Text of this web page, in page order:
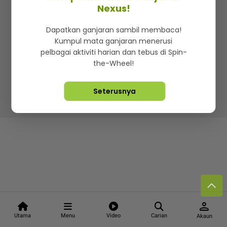
Utama Menu Video Carian
person
Akaun
Iklan di SMG360
Terma & Syarat Dasar Privasi
Lebih hot, viral dan sensasi
Hakcipta Terpelihara ©2026. Star Media Group Berhad
Nexus!
Dapatkan ganjaran sambil membaca!
Kumpul mata ganjaran menerusi
pelbagai aktiviti harian dan tebus di Spin-
the-Wheel!
Seterusnya